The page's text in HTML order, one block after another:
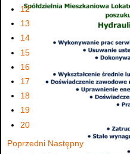
12
13
14
15
16
17
18
19
20
Poprzedni Następny